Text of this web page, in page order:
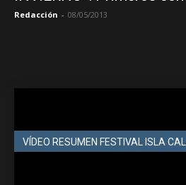
Redacción - 08/05/2013
VÍDEO RESUMEN FESTIVAL ISLA